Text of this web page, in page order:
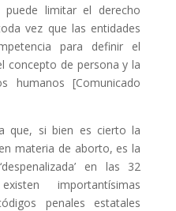
puede limitar el derecho
vez que las entidades
para definir el
concepto de persona y la
humanos [Comunicado
que, si bien es cierto la
materia de aborto, es la
en las 32
importantísimas
penales estatales